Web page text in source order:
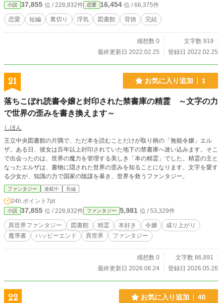
小説 37,855 位 / 228,832件 恋愛 16,454 位 / 66,375件
恋愛 短編 裏切り 浮気 図書館 背徳 完結
感想数 0
文字数 919
最終更新日 2022.02.25
登録日 2022.02.25
21 お気に入り追加 1
落ちこぼれ読書令嬢と封印された禁書庫の精霊 ～文字の力
で世界の歪みを書き換えます～
しほん
王立中央図書館の片隅で、ただ本を読むことだけが取り柄の「無能令嬢」エル
ザ。ある日、彼女は百年以上封印されていた地下の禁書庫へ迷い込みます。そこ
で出会ったのは、世界の魔力を管理する美しき「本の精霊」でした。精霊の主と
なったエルザは、書物に隠された世界の歪みを知ることになります。文字を愛す
る少女が、知識の力で国家の陰謀を暴き、世界を救うファンタジー。
ファンタジー 連載中 長編
24h.ポイント 7pt
小説 37,855 位 / 228,832件 ファンタジー 5,981 位 / 53,329件
異世界ファンタジー 図書館 精霊 本好き 令嬢
成り上がり
魔導書
ハッピーエンド 異世界 ファンタジー
感想数 0
文字数 86,891
最終更新日 2026.06.24
登録日 2026.05.26
22 お気に入り追加 40